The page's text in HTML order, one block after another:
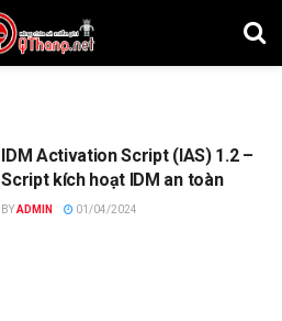
IDM Activation Script (IAS) 1.2 –
Script kích hoạt IDM an toàn
BYADMIN 01/04/2024